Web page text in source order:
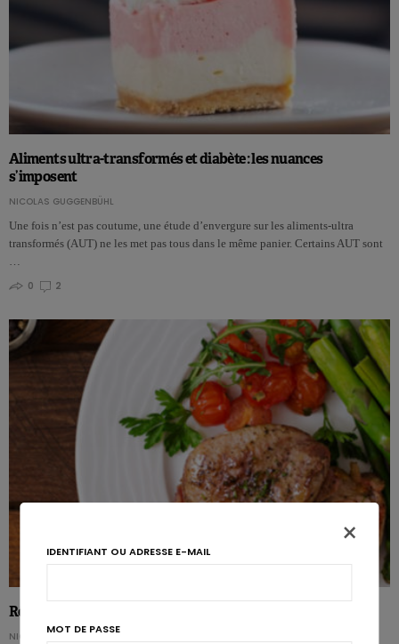
Aliments ultra-transformés et diabète : les nuances
s’imposent
NICOLAS GUGGENBÜHL
Une fois n’est pas coutume, une étude d’envergure sur les aliments-ultra
transformés (AUT) ne les met pas tous dans le même panier. Certains AUT sont
0
2
Régime Paléo: pourquoi ne pas le suivre
NICOLAS GUGGENBÜHL
×
IDENTIFIANT OU ADRESSE E-MAIL
MOT DE PASSE